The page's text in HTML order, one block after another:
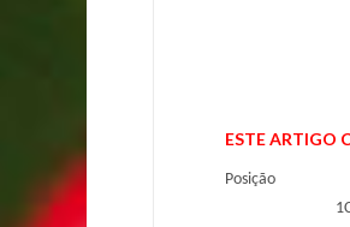
ESTE ARTIGO
Posição
1